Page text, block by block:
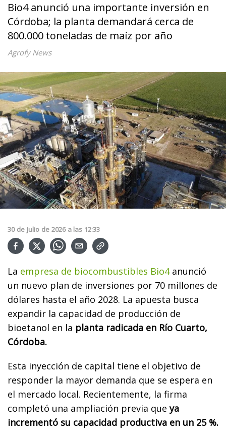
Bio4 anunció una importante inversión en
Córdoba; la planta demandará cerca de
800.000 toneladas de maíz por año
Agrofy News
30 de Julio de 2026 a las 12:33
La empresa de biocombustibles Bio4anunció
un nuevo plan de inversiones por 70 millones de
dólares hasta el año 2028. La apuesta busca
expandir la capacidad de producción de
bioetanol en la planta radicada en Río Cuarto,
Córdoba.
Esta inyección de capital tiene el objetivo de
responder la mayor demanda que se espera en
el mercado local. Recientemente, la firma
completó una ampliación previa queya
incrementó su capacidad productiva en un 25 %.